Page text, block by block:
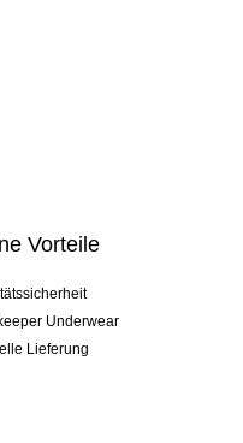
Vorteile
Underwear
Lieferung